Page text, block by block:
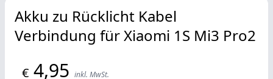
Akku zu Rücklicht Kabel
Verbindung für Xiaomi 1S Mi3 Pro2
€ 4,95 inkl. MwSt.